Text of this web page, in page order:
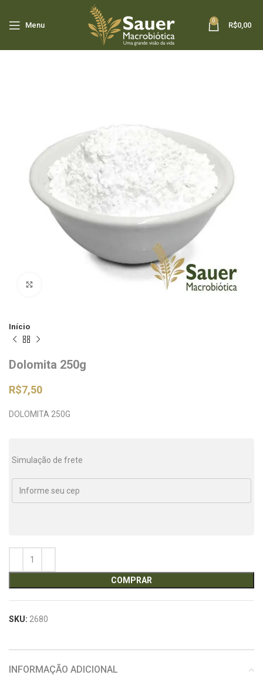
Menu
0
R$0,00
Início
Dolomita 250g
R$7,50
DOLOMITA 250G
Simulação de frete
COMPRAR
SKU: 2680
INFORMAÇÃO ADICIONAL